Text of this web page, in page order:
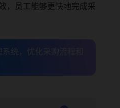
，员工能够更快地完成采
统，优化采购流程和